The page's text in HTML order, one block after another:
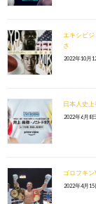
エキシビ
さ
2022年10月
日本人史
2022年6月8日
ゴロフキ
2022年4月15